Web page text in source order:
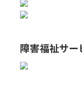
障害福祉サ